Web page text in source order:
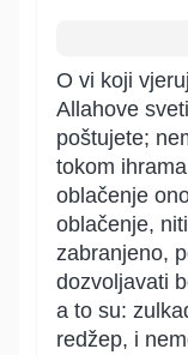
O vi koji
Allahove
poštujete;
tokom
oblačenje
oblačenje,
zabranjeno,
dozvoljavati
a to su:
redžep, i